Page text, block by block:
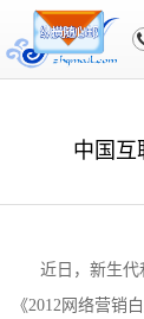
中国互
近日，新生代
《2012网络营销